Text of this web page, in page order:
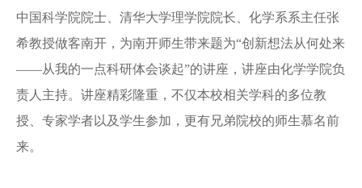
中国科学院院士、清华大学理学院院长、化学系系主任张
希教授做客南开，为南开师生带来题为“创新想法从何处来
——从我的一点科研体会谈起”的讲座，讲座由化学学院负
责人主持。讲座精彩隆重，不仅本校相关学科的多位教
授、专家学者以及学生参加，更有兄弟院校的师生慕名前
来。